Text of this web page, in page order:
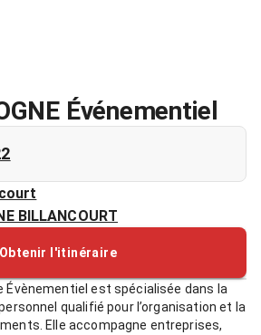
Événementiel
BILLANCOURT
Obtenir l'itinéraire
Évènementiel est spécialisée dans la
qualifié pour l’organisation et la
Elle accompagne entreprises,